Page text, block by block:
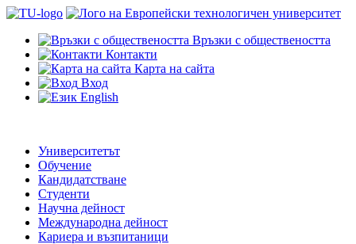
Връзки с обществеността
Контакти
Карта на сайта
Вход
English
Университетът
Обучение
Кандидатстване
Студенти
Научна дейност
Международна дейност
Кариера и възпитаници